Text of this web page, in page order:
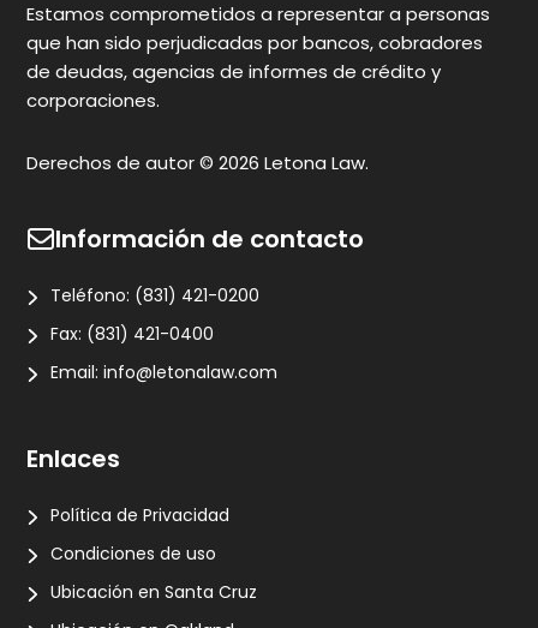
Estamos comprometidos a representar a personas
que han sido perjudicadas por bancos, cobradores
de deudas, agencias de informes de crédito y
corporaciones.
Derechos de autor © 2026 Letona Law.
Información de contacto
Teléfono: (831) 421-0200
Fax: (831) 421-0400
Email:info@letonalaw.com
Enlaces
Política de Privacidad
Condiciones de uso
Ubicación en Santa Cruz